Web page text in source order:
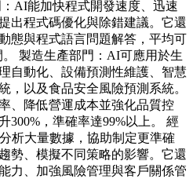
AI能加快程式開發速度、迅速
出程式碼優化與除錯建議。它還
態與程式語言問題解答，平均可
製造生產部門：AI可應用於生
自動化、設備預測性維護、智慧
，以及食品安全風險預測系統。
、降低營運成本並強化品質控
300%，準確率達99%以上。 經
析大量數據，協助制定更準確
勢、模擬不同策略的影響。它還
力、加強風險管理與客戶關係管